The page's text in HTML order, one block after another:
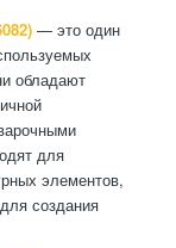
— это один
обладают
для
элементов,
создания